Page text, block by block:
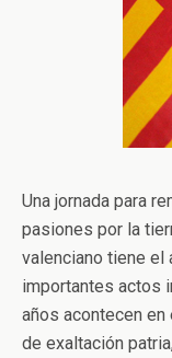
Una jornada para
pasiones por la
valenciano tiene el
importantes actos
años acontecen
de exaltación